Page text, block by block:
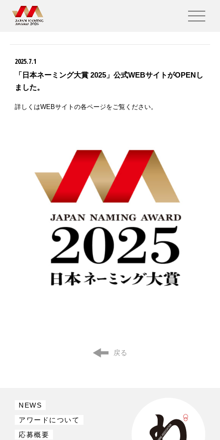
NEWS
2025.7.1
「日本ネーミング大賞 2025」公式WEBサイトがOPENし
ました。
詳しくはWEBサイトの各ページをご覧ください。
戻る
NEWS
アワードについて
応募概要